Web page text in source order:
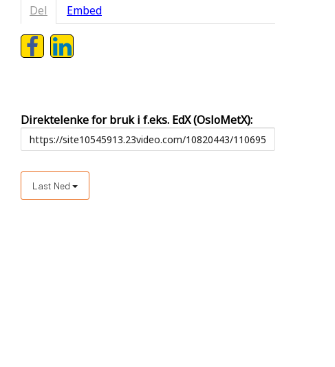
Del Embed
Direktelenke for bruk i f.eks. EdX (OsloMetX):
Last Ned